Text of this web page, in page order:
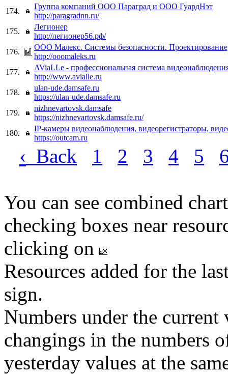
174.
Группа компаний ООО Параград и ООО ГуардНэт
http://paragradnn.ru/
175.
Легионер
http://легионер56.рф/
176.
ООО Малекс. Системы безопасности.
http://ooomaleks.ru
177.
AViaLLe - профессиональная система
http://www.avialle.ru
178.
ulan-ude.damsafe.ru
https://ulan-ude.damsafe.ru
179.
nizhnevartovsk.damsafe
https://nizhnevartovsk.damsafe.ru/
180.
IP-камеры видеонаблюдения, видеорегистраторы,
https://outcam.ru
‹ Back 1 2 3 4 5
You can see combined
checking boxes near
clicking on
Resources added for the
sign.
Numbers under the
changings in the numbers
yesterday values at the